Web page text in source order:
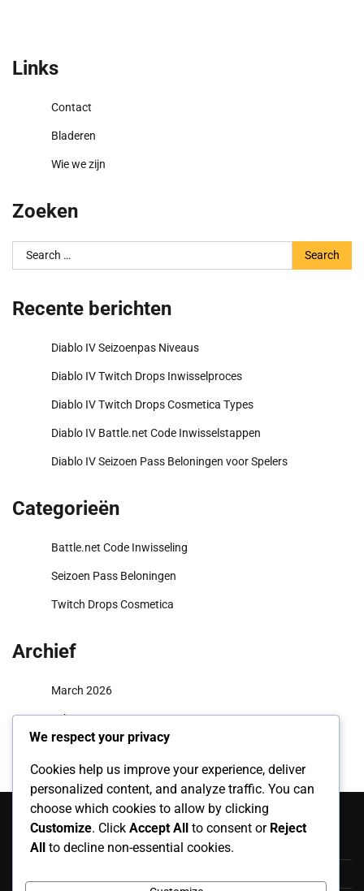
Links
Contact
Bladeren
Wie we zijn
Zoeken
Search
for:
Recente berichten
Diablo IV Seizoenpas Niveaus
Diablo IV Twitch Drops Inwisselproces
Diablo IV Twitch Drops Cosmetica Types
Diablo IV Battle.net Code Inwisselstappen
Diablo IV Seizoen Pass Beloningen voor Spelers
Categorieën
Battle.net Code Inwisseling
Seizoen Pass Beloningen
Twitch Drops Cosmetica
Archief
March 2026
February 2026
Categorieën
Battle.net Code Inwisseling
We respect your privacy
Cookies help us improve your experience, deliver
personalized content, and analyze traffic. You can
choose which cookies to allow by clicking
Customize. Click Accept All to consent or Reject
All to decline non-essential cookies.